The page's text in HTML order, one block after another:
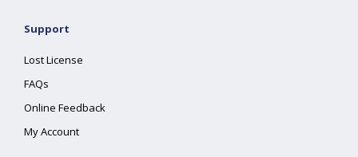
Support
Lost License
FAQs
Online Feedback
My Account